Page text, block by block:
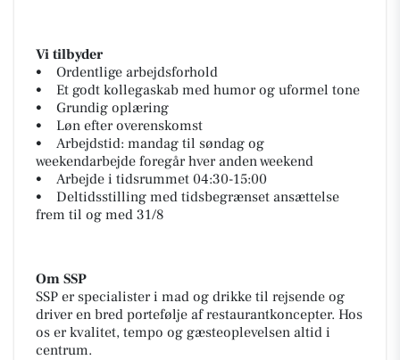
Vi tilbyder
• Ordentlige arbejdsforhold
• Et godt kollegaskab med humor og uformel tone
• Grundig oplæring
• Løn efter overenskomst
• Arbejdstid: mandag til søndag og
weekendarbejde foregår hver anden weekend
• Arbejde i tidsrummet 04:30-15:00
• Deltidsstilling med tidsbegrænset ansættelse
frem til og med 31/8
Om SSP
SSP er specialister i mad og drikke til rejsende og
driver en bred portefølje af restaurantkoncepter. Hos
os er kvalitet, tempo og gæsteoplevelsen altid i
centrum.